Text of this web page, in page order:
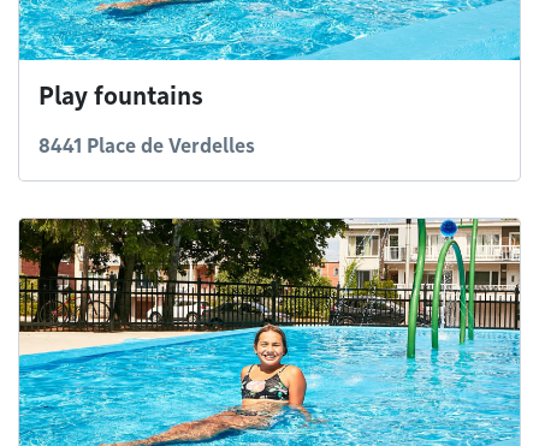
Play fountains
8441 Place de Verdelles